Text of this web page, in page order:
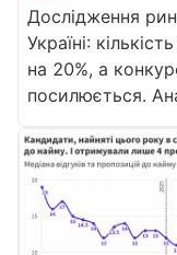
Дослідження
Україні:
на 20%, а
посилюється.